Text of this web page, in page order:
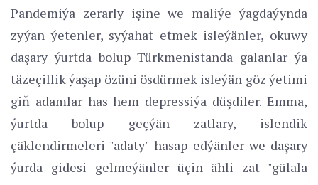
Pandemiýa zerarly işine we maliýe ýagdaýynda
zyýan ýetenler, syýahat etmek isleýänler, okuwy
daşary ýurtda bolup Türkmenistanda galanlar ýa
täzeçillik ýaşap özüni ösdürmek isleýän göz ýetimi
giň adamlar has hem depressiýa düşdiler. Emma,
ýurtda bolup geçýän zatlary, islendik
çäklendirmeleri "adaty" hasap edýänler we daşary
ýurda gidesi gelmeýänler üçin ähli zat "gülala